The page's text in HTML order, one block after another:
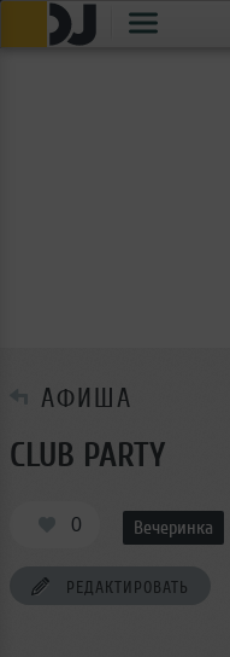
АФИША
CLUB PARTY
0 Вечеринка
РЕДАКТИРОВАТЬ